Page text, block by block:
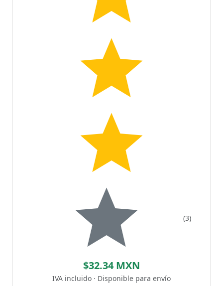
(3)
$32.34 MXN
IVA incluido · Disponible para envío